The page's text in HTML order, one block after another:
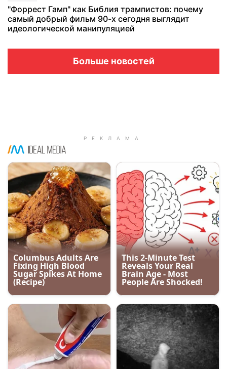
"Форрест Гамп" как Библия трампистов: почему
самый добрый фильм 90-х сегодня выглядит
идеологической манипуляцией
Больше новостей